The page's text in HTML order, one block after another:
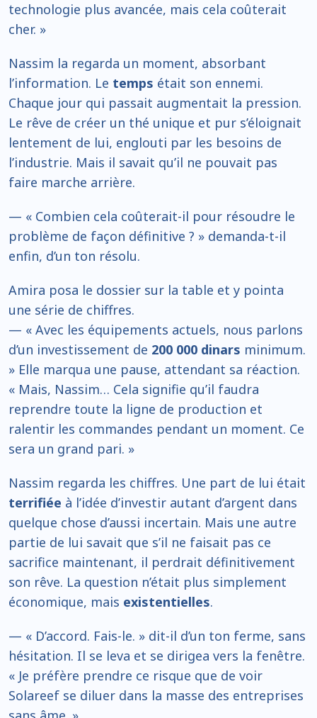
technologie plus avancée, mais cela coûterait
cher. »
Nassim la regarda un moment, absorbant
l’information. Le temps était son ennemi.
Chaque jour qui passait augmentait la pression.
Le rêve de créer un thé unique et pur s’éloignait
lentement de lui, englouti par les besoins de
l’industrie. Mais il savait qu’il ne pouvait pas
faire marche arrière.
— « Combien cela coûterait-il pour résoudre le
problème de façon définitive ? » demanda-t-il
enfin, d’un ton résolu.
Amira posa le dossier sur la table et y pointa
une série de chiffres.
— « Avec les équipements actuels, nous parlons
d’un investissement de 200 000 dinars minimum.
» Elle marqua une pause, attendant sa réaction.
« Mais, Nassim… Cela signifie qu’il faudra
reprendre toute la ligne de production et
ralentir les commandes pendant un moment. Ce
sera un grand pari. »
Nassim regarda les chiffres. Une part de lui était
terrifiée à l’idée d’investir autant d’argent dans
quelque chose d’aussi incertain. Mais une autre
partie de lui savait que s’il ne faisait pas ce
sacrifice maintenant, il perdrait définitivement
son rêve. La question n’était plus simplement
économique, mais existentielles.
— « D’accord. Fais-le. » dit-il d’un ton ferme, sans
hésitation. Il se leva et se dirigea vers la fenêtre.
« Je préfère prendre ce risque que de voir
Solareef se diluer dans la masse des entreprises